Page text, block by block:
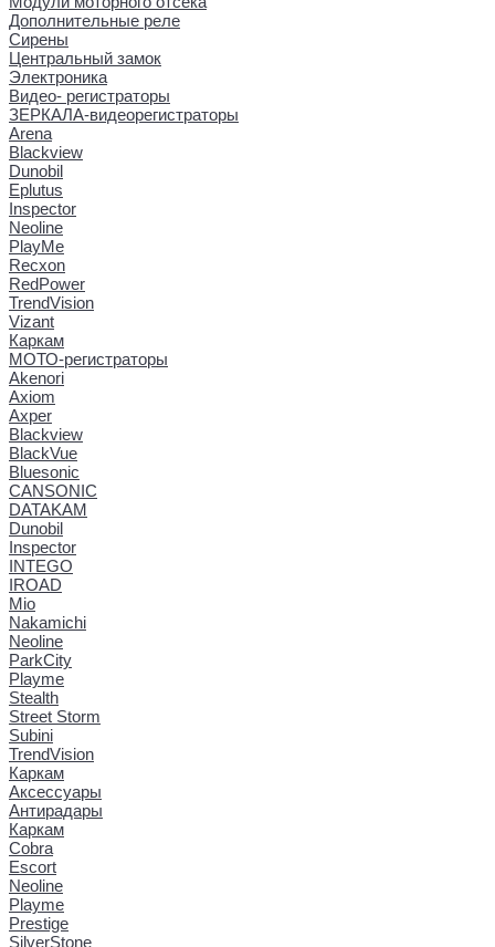
Дополнительные реле
Сирены
Центральный замок
Электроника
Видео- регистраторы
ЗЕРКАЛА-видеорегистраторы
Arena
Blackview
Dunobil
Eplutus
Inspector
Neoline
PlayMe
Recxon
RedPower
TrendVision
Vizant
Каркам
МОТО-регистраторы
Akenori
Axiom
Axper
Blackview
BlackVue
Bluesonic
CANSONIC
DATAKAM
Dunobil
Inspector
INTEGO
IROAD
Mio
Nakamichi
Neoline
ParkCity
Playme
Stealth
Street Storm
Subini
TrendVision
Каркам
Аксессуары
Антирадары
Каркам
Cobra
Escort
Neoline
Playme
Prestige
SilverStone